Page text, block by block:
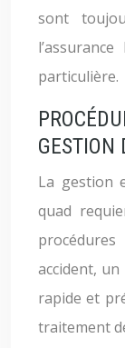
sont
particulière.
GESTION
La gestion
quad
accident,
rapide et
traitement